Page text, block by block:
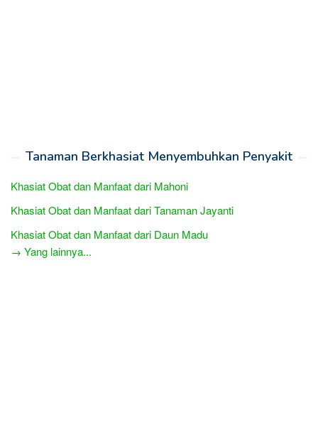
Tanaman Berkhasiat Menyembuhkan Penyakit
Khasiat Obat dan Manfaat dari Mahoni
Khasiat Obat dan Manfaat dari Tanaman Jayanti
Khasiat Obat dan Manfaat dari Daun Madu
→ Yang lainnya...